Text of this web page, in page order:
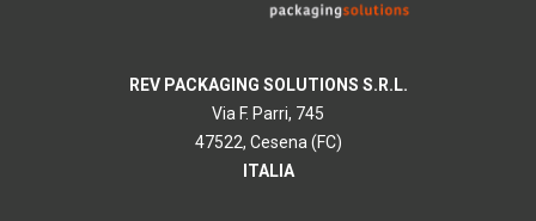
REV PACKAGING SOLUTIONS S.R.L.
Via F. Parri, 745
47522, Cesena (FC)
ITALIA